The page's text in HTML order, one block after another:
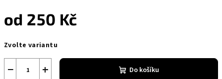
od 250 Kč
cena:
Zvolte variantu
+
− Do košíku